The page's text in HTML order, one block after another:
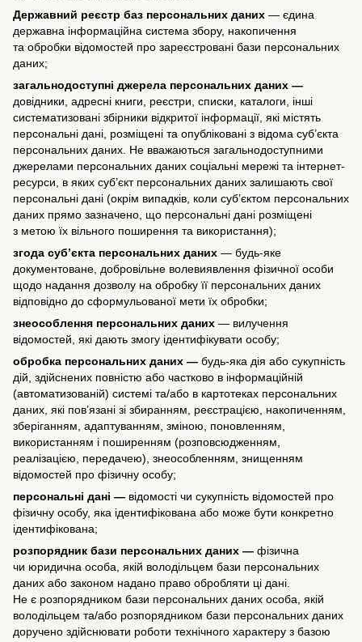
Державний реєстр баз персональних даних — єдина
державна інформаційна система збору, накопичення
та обробки відомостей про зареєстровані бази персональних
даних;
загальнодоступні джерела персональних даних —
довідники, адресні книги, реєстри, списки, каталоги, інші
систематизовані збірники відкритої інформації, які містять
персональні дані, розміщені та опубліковані з відома суб’єкта
персональних даних. Не вважаються загальнодоступними
джерелами персональних даних соціальні мережі та інтернет-
ресурси, в яких суб’єкт персональних даних залишають свої
персональні дані (окрім випадків, коли суб’єктом персональних
даних прямо зазначено, що персональні дані розміщені
з метою їх вільного поширення та використання);
згода суб’єкта персональних даних — будь-яке
документоване, добровільне волевиявлення фізичної особи
щодо надання дозволу на обробку її персональних даних
відповідно до сформульованої мети їх обробки;
знеособлення персональних даних — вилучення
відомостей, які дають змогу ідентифікувати особу;
обробка персональних даних — будь-яка дія або сукупність
дій, здійснених повністю або частково в інформаційній
(автоматизованій) системі та/або в картотеках персональних
даних, які пов’язані зі збиранням, реєстрацією, накопиченням,
зберіганням, адаптуванням, зміною, поновленням,
використанням і поширенням (розповсюдженням,
реалізацією, передачею), знеособленням, знищенням
відомостей про фізичну особу;
персональні дані — відомості чи сукупність відомостей про
фізичну особу, яка ідентифікована або може бути конкретно
ідентифікована;
розпорядник бази персональних даних — фізична
чи юридична особа, якій володільцем бази персональних
даних або законом надано право обробляти ці дані.
Не є розпорядником бази персональних даних особа, якій
володільцем та/або розпорядником бази персональних даних
доручено здійснювати роботи технічного характеру з базою